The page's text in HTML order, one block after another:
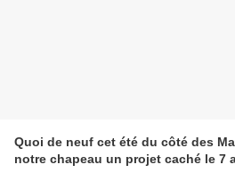
Quoi de neuf cet été du côté des
notre chapeau un projet caché le 7